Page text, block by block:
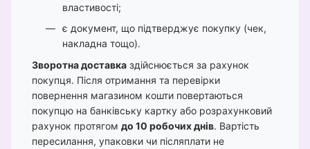
властивості;
є документ, що підтверджує покупку (чек,
накладна тощо).
Зворотна доставка здійснюється за рахунок
покупця. Після отримання та перевірки
повернення магазином кошти повертаються
покупцю на банківську картку або розрахунковий
рахунок протягом до 10 робочих днів. Вартість
пересилання, упаковки чи післяплати не